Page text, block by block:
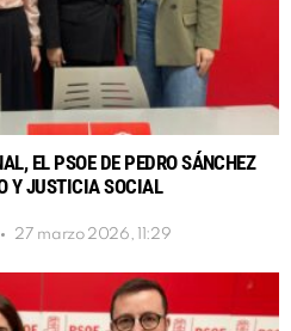
EL PSOE DE PEDRO SÁNCHEZ
Y JUSTICIA SOCIAL
27 marzo 2026, 11:29